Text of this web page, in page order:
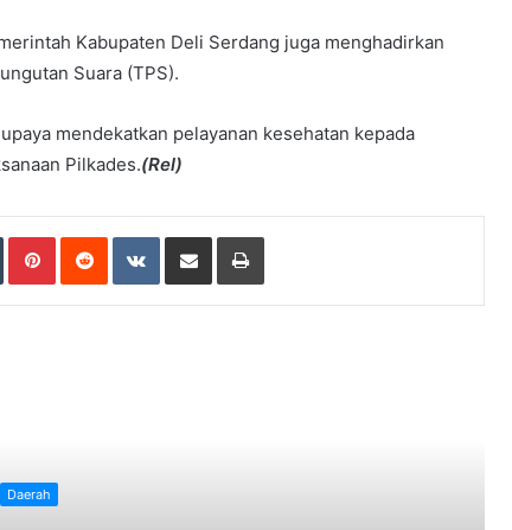
Kabupaten Deli Serdang juga menghadirkan
Suara (TPS).
mendekatkan pelayanan kesehatan kepada
Pilkades.(Rel)
Tumblr Pinterest Reddit VKontakte
Daerah